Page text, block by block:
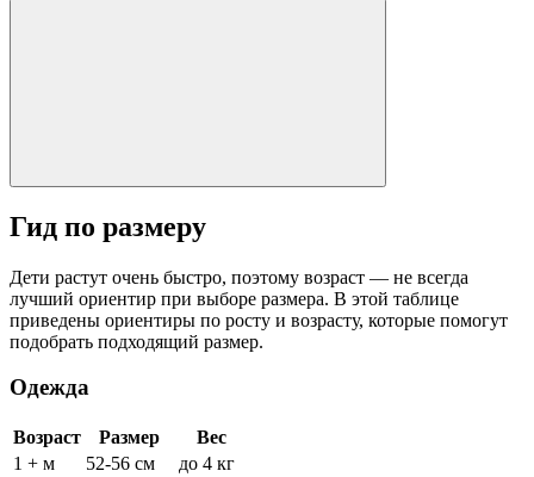
Гид по размеру
Дети растут очень быстро, поэтому возраст — не всегда
лучший ориентир при выборе размера. В этой таблице
приведены ориентиры по росту и возрасту, которые помогут
подобрать подходящий размер.
Одежда
Возраст Размер
Вес
1 + м
52-56 см
до 4 кг